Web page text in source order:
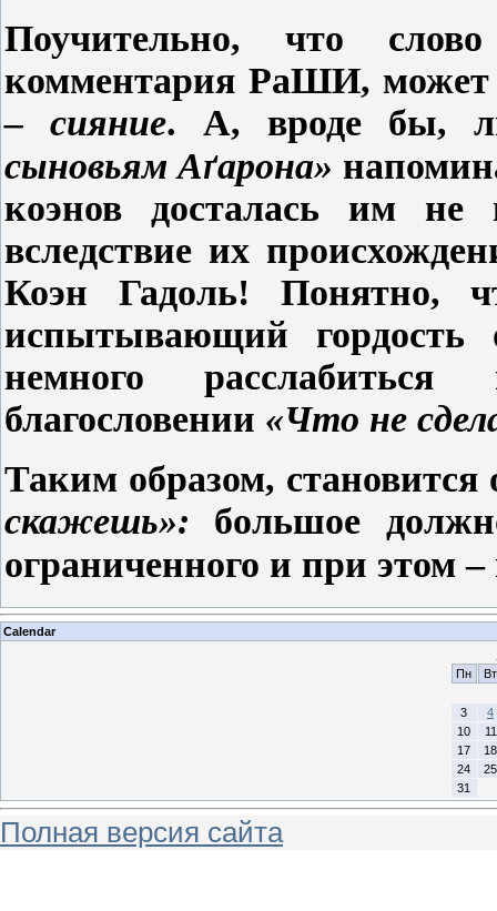
Поучительно, что
комментария РаШИ, может
– сияние. А, вроде бы,
сыновьям Аґарона»
коэнов досталась им
вследствие их
Коэн Гадоль! Понятно,
испытывающий
немного
благословении «Что не
Таким образом,
скажешь»: большое
ограниченного и при этом
Calendar
Пн
Вт
3
4
10
11
17
18
24
25
31
Полная версия сайта